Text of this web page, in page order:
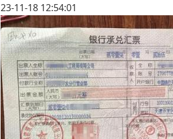
23-11-18 12:54:01